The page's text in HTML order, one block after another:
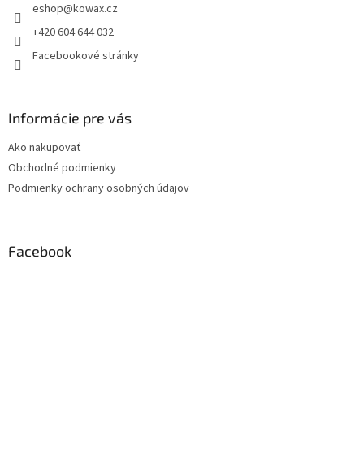
eshop@kowax.cz
+420 604 644 032
Facebookové stránky
Informácie pre vás
Ako nakupovať
Obchodné podmienky
Podmienky ochrany osobných údajov
Facebook